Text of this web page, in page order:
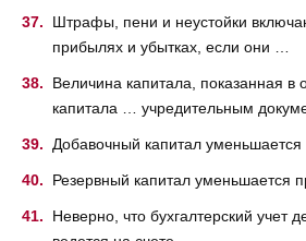
Штрафы, пени и неустойки
прибылях и убытках, если они …
Величина капитала, показанная в
капитала … учредительным
Добавочный капитал уменьшается
Резервный капитал уменьшается
Неверно, что бухгалтерский учет